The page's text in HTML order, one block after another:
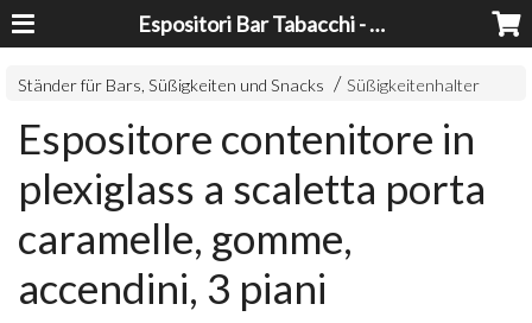
Espositori Bar Tabacchi - Lavorazioni Plexiglass Bari
Ständer für Bars, Süßigkeiten und Snacks Süßigkeitenhalter
Espositore contenitore in
plexiglass a scaletta porta
caramelle, gomme,
accendini, 3 piani